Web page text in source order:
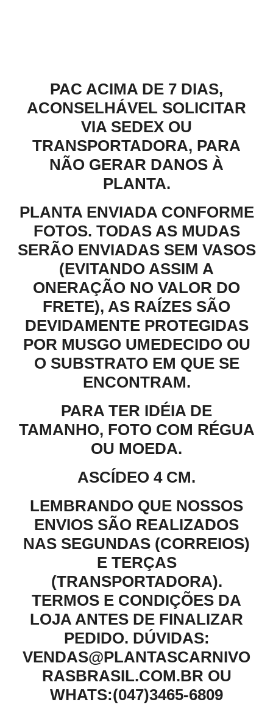
PAC ACIMA DE 7 DIAS,
ACONSELHÁVEL SOLICITAR
VIA SEDEX OU
TRANSPORTADORA, PARA
NÃO GERAR DANOS À
PLANTA.
PLANTA ENVIADA CONFORME
FOTOS. TODAS AS MUDAS
SERÃO ENVIADAS SEM VASOS
(EVITANDO ASSIM A
ONERAÇÃO NO VALOR DO
FRETE), AS RAÍZES SÃO
DEVIDAMENTE PROTEGIDAS
POR MUSGO UMEDECIDO OU
O SUBSTRATO EM QUE SE
ENCONTRAM.
PARA TER IDÉIA DE
TAMANHO, FOTO COM RÉGUA
OU MOEDA.
ASCÍDEO 4 CM.
LEMBRANDO QUE NOSSOS
ENVIOS SÃO REALIZADOS
NAS SEGUNDAS (CORREIOS)
E TERÇAS
(TRANSPORTADORA).
TERMOS E CONDIÇÕES DA
LOJA ANTES DE FINALIZAR
PEDIDO. DÚVIDAS:
VENDAS@PLANTASCARNIVO
RASBRASIL.COM.BR OU
WHATS:(047)3465-6809